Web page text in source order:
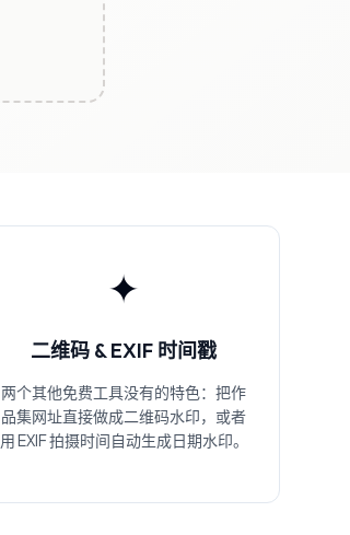
✦
二维码 & EXIF 时间戳
两个其他免费工具没有的特色：把作
品集网址直接做成二维码水印，或者
用 EXIF 拍摄时间自动生成日期水印。